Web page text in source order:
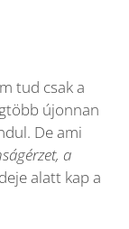
tud csak a
újonnan
De ami
a
alatt kap a